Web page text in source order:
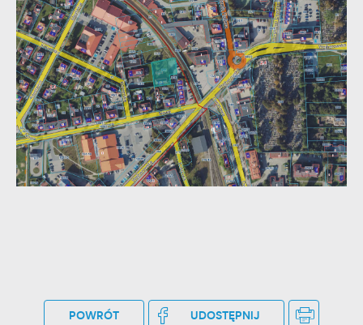
POWRÓT UDOSTĘPNIJ